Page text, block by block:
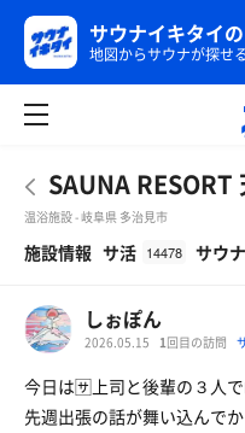
サウナイキタイ
地図からサウナが探せ
SAUNA RESORT
温浴施設 - 岐阜県 多治見市
施設情報 サ活 14478 サウ
しぉぽん
2026.05.15 1回目の訪問
今日は🈂️上司と後輩の３人
先週出張の話が舞い込んで